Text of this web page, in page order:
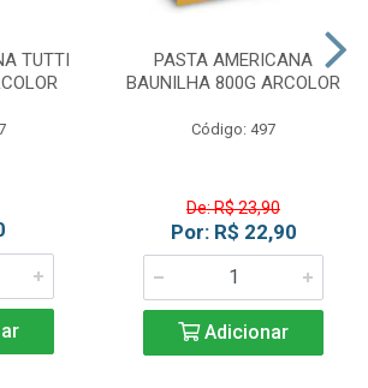
TUTTI
PASTA AMERICANA
BAUNILHA 800G ARCOLOR
Código: 497
De: R$ 23,90
Por: R$ 22,90
Adicionar